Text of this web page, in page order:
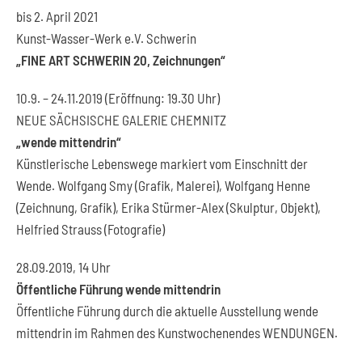
bis 2. April 2021
Kunst-Wasser-Werk e.V. Schwerin
„FINE ART SCHWERIN 20, Zeichnungen“
10.9. – 24.11.2019 (Eröffnung: 19.30 Uhr)
NEUE SÄCHSISCHE GALERIE CHEMNITZ
„wende mittendrin“
Künstlerische Lebenswege markiert vom Einschnitt der
Wende. Wolfgang Smy (Grafik, Malerei), Wolfgang Henne
(Zeichnung, Grafik), Erika Stürmer-Alex (Skulptur, Objekt),
Helfried Strauss (Fotografie)
28.09.2019, 14 Uhr
Öffentliche Führung wende mittendrin
Öffentliche Führung durch die aktuelle Ausstellung wende
mittendrin im Rahmen des Kunstwochenendes WENDUNGEN.